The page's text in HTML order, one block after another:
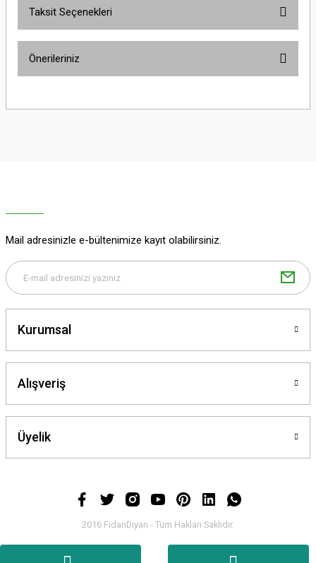
Taksit Seçenekleri
Önerileriniz
yetersiz gördüğünüz noktaları öneri formunu kullanarak tarafımıza
Bu ürüne benzer farklı alternatifler olmalı.
Mail adresinizle e-bültenimize kayıt olabilirsiniz.
Kurumsal
Alışveriş
Üyelik
2016 FidanDiyarı - Tüm Hakları Saklıdır.